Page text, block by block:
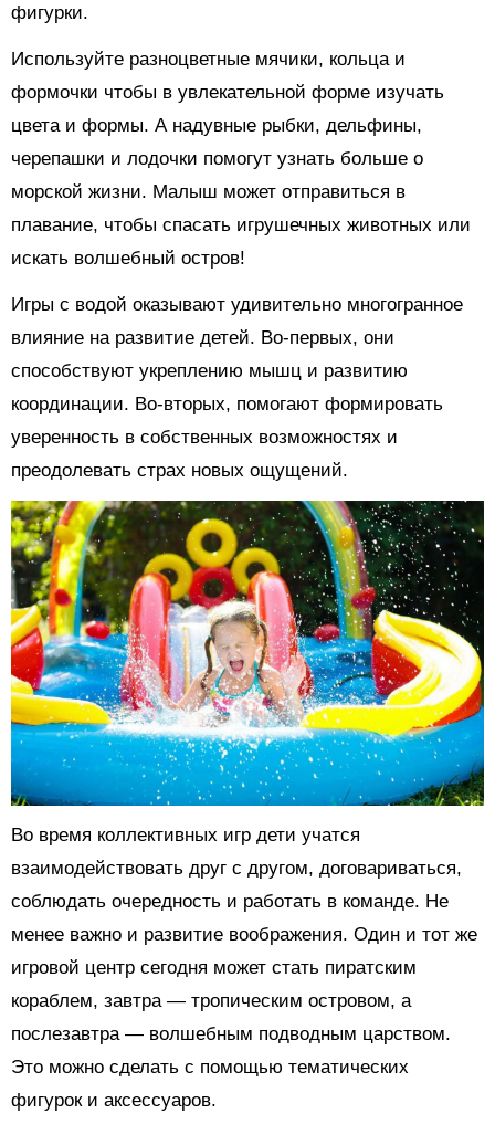
фигурки.
Используйте разноцветные мячики, кольца и
формочки чтобы в увлекательной форме изучать
цвета и формы. А надувные рыбки, дельфины,
черепашки и лодочки помогут узнать больше о
морской жизни. Малыш может отправиться в
плавание, чтобы спасать игрушечных животных или
искать волшебный остров!
Игры с водой оказывают удивительно многогранное
влияние на развитие детей. Во-первых, они
способствуют укреплению мышц и развитию
координации. Во-вторых, помогают формировать
уверенность в собственных возможностях и
преодолевать страх новых ощущений.
Во время коллективных игр дети учатся
взаимодействовать друг с другом, договариваться,
соблюдать очередность и работать в команде. Не
менее важно и развитие воображения. Один и тот же
игровой центр сегодня может стать пиратским
кораблем, завтра — тропическим островом, а
послезавтра — волшебным подводным царством.
Это можно сделать с помощью тематических
фигурок и аксессуаров.